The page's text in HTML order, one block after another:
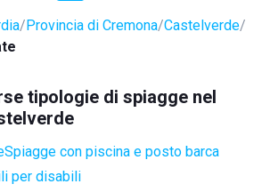
Provincia di Cremona Castelverde
tipologie di spiagge nel
Spiagge con piscina e posto barca
per disabili